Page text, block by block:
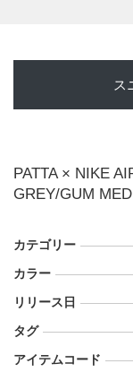
ス
PATTA × NIKE
GREY/GUM
カテゴリー
カラー
リリース日
タグ
アイテムコード